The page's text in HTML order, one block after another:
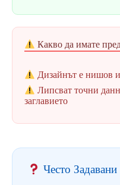
Какво да имате
Дизайнът е нишов
Липсват точни
заглавието
Често